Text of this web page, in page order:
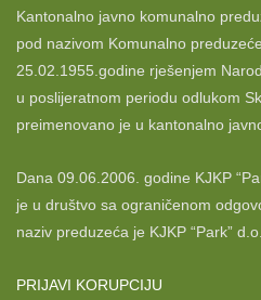
Kantonalno javno komunalno
pod nazivom Komunalno
25.02.1955.godine rješenjem
u poslijeratnom periodu odlukom
preimenovano je u kantonalno
Dana 09.06.2006. godine KJKP
je u društvo sa ograničenom
naziv preduzeća je KJKP “Park”
PRIJAVI KORUPCIJU